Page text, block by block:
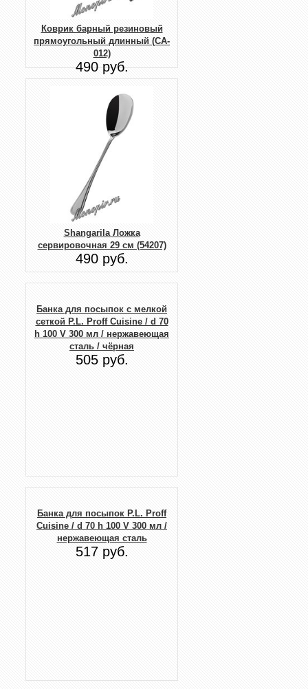
Коврик барный резиновый
прямоугольный длинный (CA-
012)
490 руб.
Shangarila Ложка
сервировочная 29 см (54207)
490 руб.
Банка для посыпок с мелкой
сеткой P.L. Proff Cuisine / d 70
h 100 V 300 мл / нержавеющая
сталь / чёрная
505 руб.
Банка для посыпок P.L. Proff
Cuisine / d 70 h 100 V 300 мл /
нержавеющая сталь
517 руб.